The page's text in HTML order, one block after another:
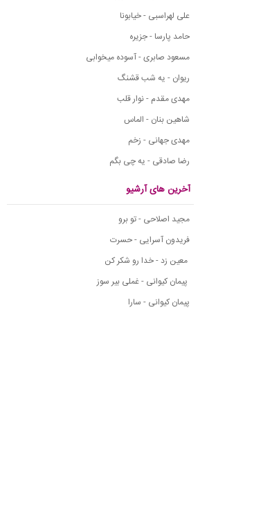
علی لهراسبی - خیابونا
حامد پارسا - جزیره
مسعود صابری - آسوده میخوابی
ریوان - یه شب قشنگ
مهدی مقدم - نوار قلب
شاهین بنان - الماس
مهدی جهانی - زخم
رضا صادقی - یه چی بگم
آخرین های آرشیو
مجید اصلاحی - تو برو
فریدون آسرایی - حسرت
معین زد - خدا رو شکر کن
پیمان کیوانی - غملی بیر سوز
پیمان کیوانی - سارا